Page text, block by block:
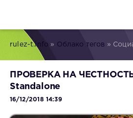
rulez-t.info » Облако тегов »
ПРОВЕРКА НА ЧЕСТНОСТЬ
Standalone
16/12/2018 14:39